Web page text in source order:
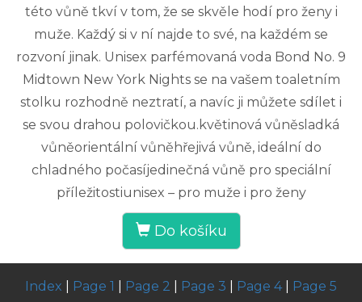
této vůně tkví v tom, že se skvěle hodí pro ženy i
muže. Každý si v ní najde to své, na každém se
rozvoní jinak. Unisex parfémovaná voda Bond No. 9
Midtown New York Nights se na vašem toaletním
stolku rozhodně neztratí, a navíc ji můžete sdílet i
se svou drahou polovičkou.květinová vůněsladká
vůněorientální vůněhřejivá vůně, ideální do
chladného počasíjedinečná vůně pro speciální
příležitostiunisex – pro muže i pro ženy
Do košíku
Index Page 1 Page 2 Page 3 Page 4| Page 5